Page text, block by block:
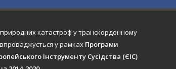
катастроф у транскордонному
у рамках Програми
Інструменту Сусідства (ЄІС)